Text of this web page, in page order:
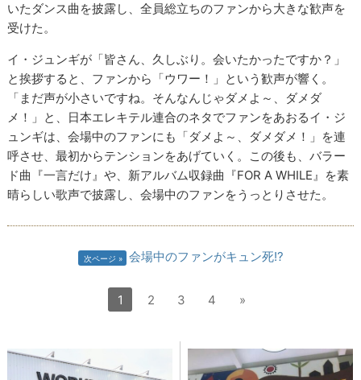
いたダンス曲を披露し、全員総立ちのファンから大きな歓声を
受けた。
イ・ジュンギが「皆さん、久しぶり。会いたかったですか？」
と挨拶すると、ファンから「ウワー！」という歓声が響く。
「まだ声が小さいですね。そんなんじゃダメよ～、ダメダ
メ！」と、日本エレキテル連合のネタでファンをあおるイ・ジ
ュンギは、会場中のファンにも「ダメよ～、ダメダメ！」を連
呼させ、最初からテンションをあげていく。この後も、バラー
ド曲『一言だけ』や、新アルバム収録曲『FOR A WHILE』を素
晴らしい歌声で披露し、会場中のファンをうっとりさせた。
次ページ 会場中のファンがキュン死!?
1 2 3 4 »